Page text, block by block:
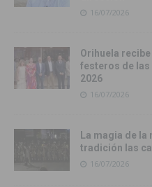
16/07/2026
Orihuela
festeros de
2026
16/07/2026
La magia de
tradición las
16/07/2026